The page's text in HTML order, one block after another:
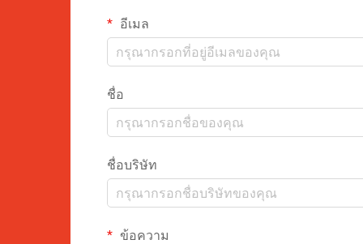
อีเมล
ชื่อ
ชื่อบริษัท
ข้อความ